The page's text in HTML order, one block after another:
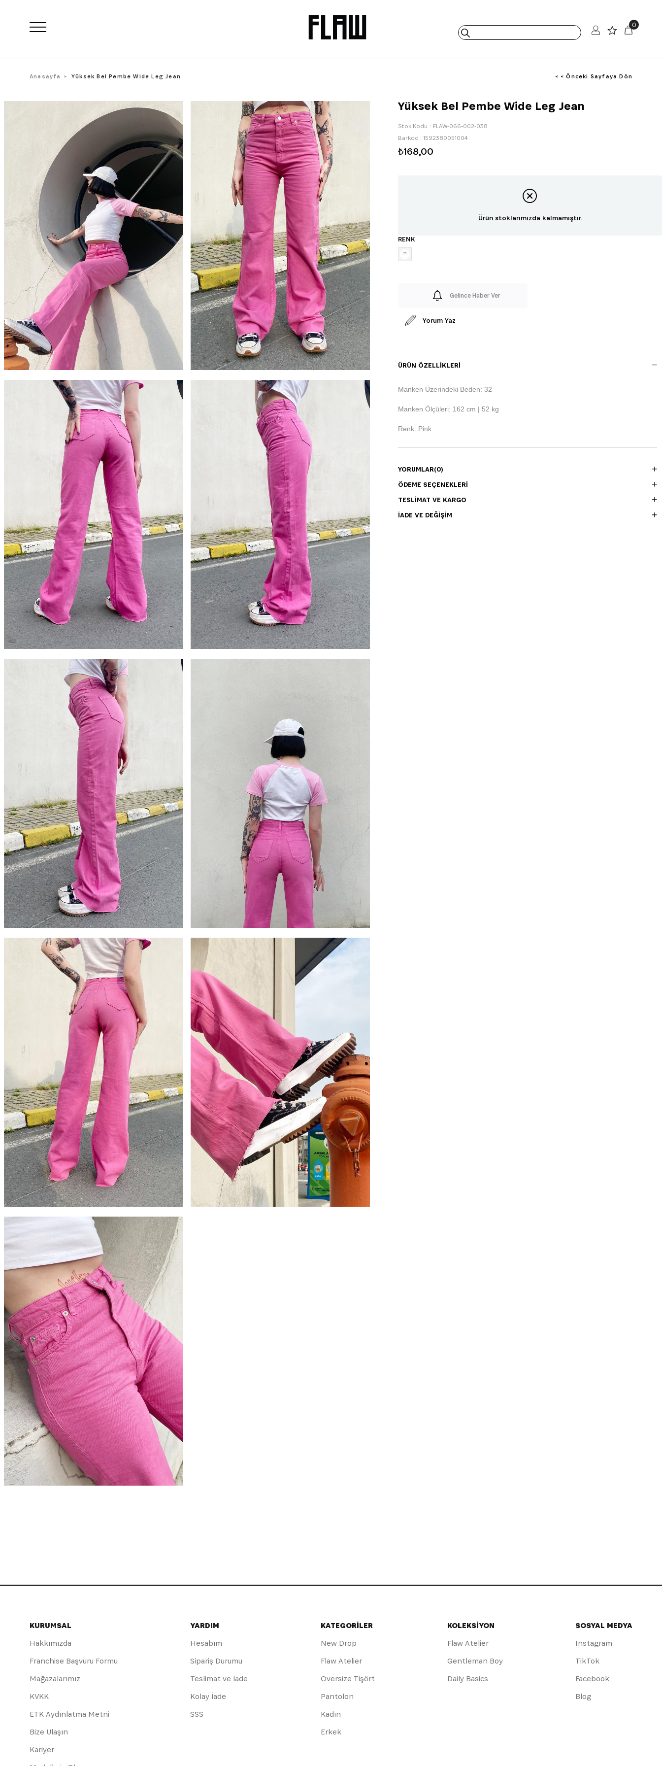
0
Anasayfa Yüksek Bel Pembe Wide Leg Jean < < Önceki Sayfaya Dön
Yüksek Bel Pembe Wide Leg Jean
Stok Kodu
FLAW-066-002-038
Barkod : 1592380051004
₺168,00
Ürün stoklarımızda kalmamıştır.
RENK
Gelince Haber Ver
Yorum Yaz
ÜRÜN ÖZELLIKLERI
Manken Üzerindeki Beden: 32
Manken Ölçüleri: 162 cm | 52 kg
Renk: Pink
YORUMLAR(0)
ÖDEME SEÇENEKLERI
TESLIMAT VE KARGO
İADE VE DEĞIŞIM
KURUMSAL
Hakkımızda
Franchise Başvuru Formu
Mağazalarımız
KVKK
ETK Aydınlatma Metni
Bize Ulaşın
Kariyer
YARDIM
Hesabım
Sipariş Durumu
Teslimat ve İade
Kolay İade
SSS
KATEGORİLER
New Drop
Flaw Atelier
Oversize Tişört
Pantolon
Kadın
Erkek
KOLEKSİYON
Flaw Atelier
Gentleman Boy
Daily Basics
SOSYAL MEDYA
Instagram
TikTok
Facebook
Blog